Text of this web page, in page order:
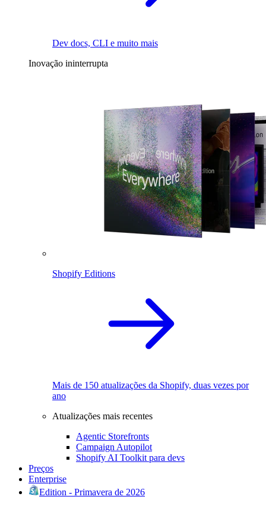
Dev docs, CLI e muito mais
Inovação ininterrupta
Shopify Editions
Mais de 150 atualizações da Shopify, duas vezes por
ano
Atualizações mais recentes
Agentic Storefronts
Campaign Autopilot
Shopify AI Toolkit para devs
Preços
Enterprise
Edition - Primavera de 2026